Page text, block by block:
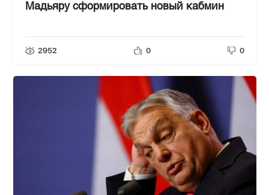
Мадьяру сформировать новый кабмин
2952 0 0